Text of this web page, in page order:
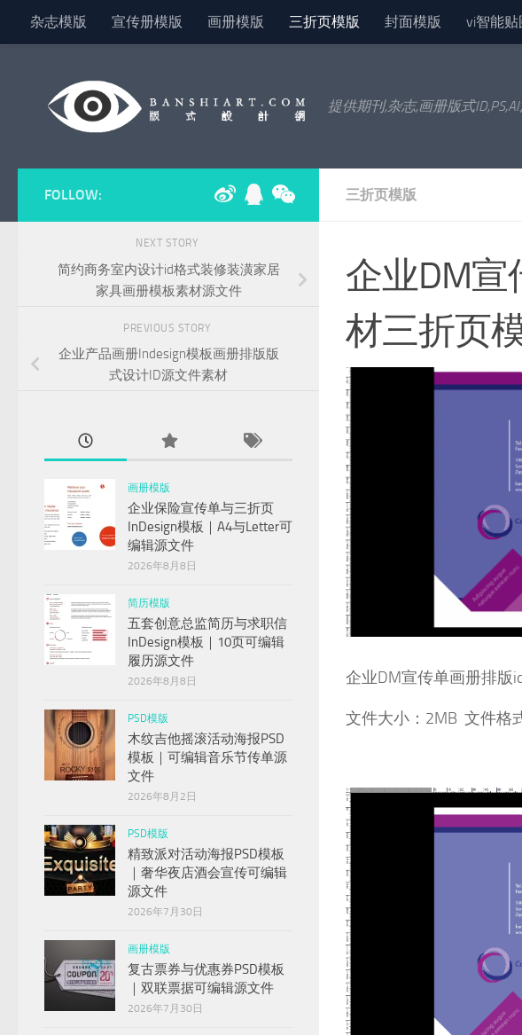
Skip to content
杂志模版 宣传册模版 画册模版 三折页模版 封面模版 vi智能贴
提供期刊,杂志,画册版式
三折页模版
企业DM
材三折页
企业DM宣传单画册排版
文件大小：2MB 文件格
FOLLOW:
NEXT STORY
简约商务室内设计id格式装修装潢家居
家具画册模板素材源文件
PREVIOUS STORY
企业产品画册Indesign模板画册排版版
式设计ID源文件素材
画册模版
企业保险宣传单与三折页
InDesign模板｜A4与Letter可
编辑源文件
2026年8月8日
简历模版
五套创意总监简历与求职信
InDesign模板｜10页可编辑
履历源文件
2026年8月8日
PSD模版
木纹吉他摇滚活动海报PSD
模板｜可编辑音乐节传单源
文件
2026年8月2日
PSD模版
精致派对活动海报PSD模板
｜奢华夜店酒会宣传可编辑
源文件
2026年7月30日
画册模版
复古票券与优惠券PSD模板
｜双联票据可编辑源文件
2026年7月30日